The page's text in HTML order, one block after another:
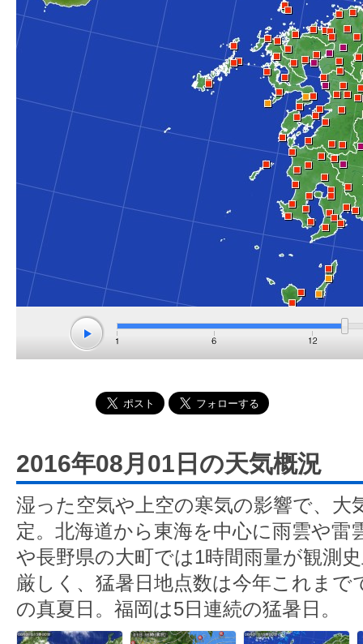
2016年08月01日の天気概況
湿った空気や上空の寒気の影響で、大
定。北海道から東海を中心に雨雲や雷
や長野県の大町では1時間雨量が観測
厳しく、猛暑日地点数は今年これまで
の真夏日。福岡は5日連続の猛暑日。